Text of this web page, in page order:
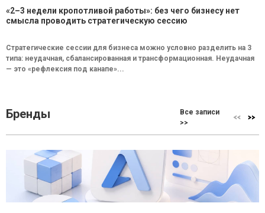
«2–3 недели кропотливой работы»: без чего бизнесу нет
смысла проводить стратегическую сессию
Стратегические сессии для бизнеса можно условно разделить на 3
типа: неудачная, сбалансированная и трансформационная. Неудачная
— это «рефлексия под канапе»...
Бренды
Все записи
>>